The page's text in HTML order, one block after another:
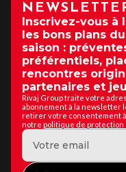
Inscrivez-vous à
les bons plans
saison :
préférentiels,
rencontres
partenaires et
Rivaj Group traite votre
abonnement à la newsletter
retirer votre consentement
notre politique de protection